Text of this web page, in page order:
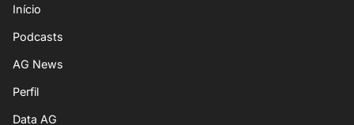
Início
Podcasts
AG News
Perfil
Data AG